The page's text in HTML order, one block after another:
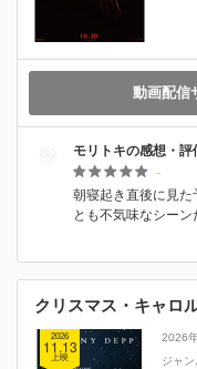
動画配信
モリトキの感想・評
-
朝寝起き直後に見
とも不気味なシー
クリスマス・キャロ
2026
11.13
上映
2026
ジャン